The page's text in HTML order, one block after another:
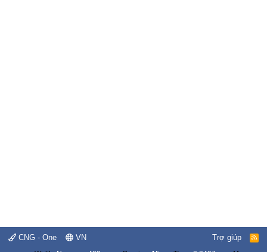
CNG - One VN Trợ giúp
R